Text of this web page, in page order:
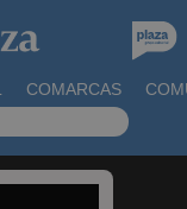
COMARCAS